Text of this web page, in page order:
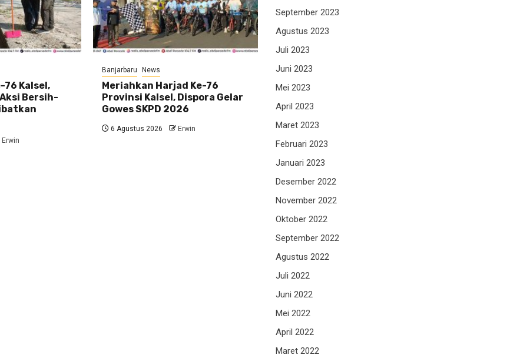
76 Kalsel,
Bersih-
Erwin
Banjarbaru News
Meriahkan Harjad Ke-76
Provinsi Kalsel, Dispora Gelar
Gowes SKPD 2026
6 Agustus 2026 Erwin
September 2023
Agustus 2023
Juli 2023
Juni 2023
Mei 2023
April 2023
Maret 2023
Februari 2023
Januari 2023
Desember 2022
November 2022
Oktober 2022
September 2022
Agustus 2022
Juli 2022
Juni 2022
Mei 2022
April 2022
Maret 2022